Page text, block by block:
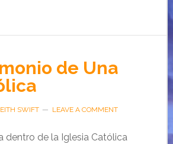
de Una
SWIFT LEAVE A COMMENT
dentro de la Iglesia Católica